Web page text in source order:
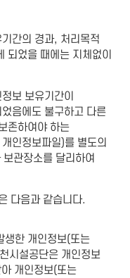
간의 경과, 처리목적
되었을 때에는 지체없이
보 보유기간이
음에도 불구하고 다른
존하여야 하는
인정보파일)를 별도의
관장소를 달리하여
다음과 같습니다.
생한 개인정보(또는
시설공단은 개인정보
개인정보(또는